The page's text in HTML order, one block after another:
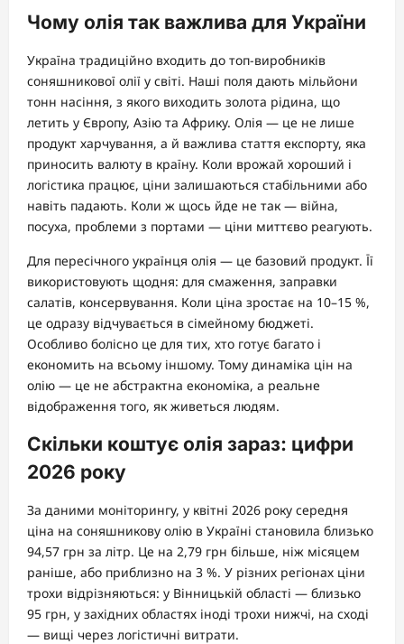
Чому олія так важлива для України
Україна традиційно входить до топ-виробників
соняшникової олії у світі. Наші поля дають мільйони
тонн насіння, з якого виходить золота рідина, що
летить у Європу, Азію та Африку. Олія — це не лише
продукт харчування, а й важлива стаття експорту, яка
приносить валюту в країну. Коли врожай хороший і
логістика працює, ціни залишаються стабільними або
навіть падають. Коли ж щось йде не так — війна,
посуха, проблеми з портами — ціни миттєво реагують.
Для пересічного українця олія — це базовий продукт. Її
використовують щодня: для смаження, заправки
салатів, консервування. Коли ціна зростає на 10–15 %,
це одразу відчувається в сімейному бюджеті.
Особливо болісно це для тих, хто готує багато і
економить на всьому іншому. Тому динаміка цін на
олію — це не абстрактна економіка, а реальне
відображення того, як живеться людям.
Скільки коштує олія зараз: цифри
2026 року
За даними моніторингу, у квітні 2026 року середня
ціна на соняшникову олію в Україні становила близько
94,57 грн за літр. Це на 2,79 грн більше, ніж місяцем
раніше, або приблизно на 3 %. У різних регіонах ціни
трохи відрізняються: у Вінницькій області — близько
95 грн, у західних областях іноді трохи нижчі, на сході
— вищі через логістичні витрати.